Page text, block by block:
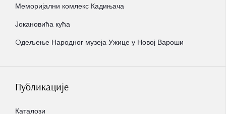
Меморијални комлекс Кадињача
Јокановића кућа
Oдељење Народног музеја Ужице у Новој Вароши
Публикације
Каталози